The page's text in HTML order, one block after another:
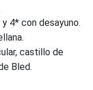
4* con desayuno.
castillo de
Bled.